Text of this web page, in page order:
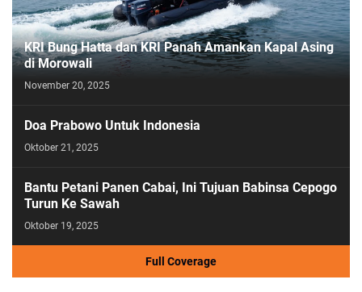
KRI Bung Hatta dan KRI Panah Amankan Kapal Asing
di Morowali
November 20, 2025
Doa Prabowo Untuk Indonesia
Oktober 21, 2025
Bantu Petani Panen Cabai, Ini Tujuan Babinsa Cepogo
Turun Ke Sawah
Oktober 19, 2025
Full Coverage